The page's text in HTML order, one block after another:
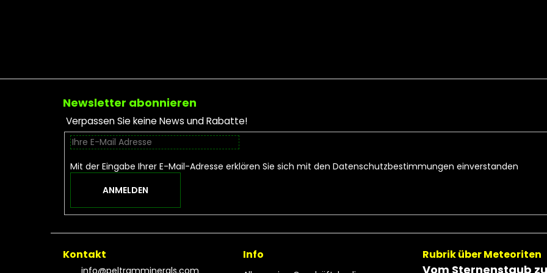
Fußzeile
Newsletter abonnieren
Verpassen Sie keine News und Rabatte!
Mit der Eingabe Ihrer E-Mail-Adresse erklären Sie sich mit den Datenschutzbestimmungen einverstanden
ANMELDEN
Kontakt Info Rubrik über Meteoriten
Vom Sternenstaub